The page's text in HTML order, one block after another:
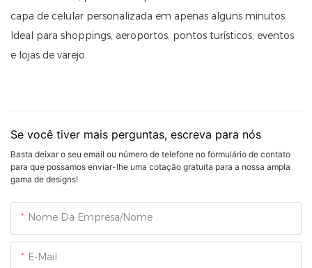
capa de celular personalizada em apenas alguns minutos.
Ideal para shoppings, aeroportos, pontos turísticos, eventos
e lojas de varejo.
Se você tiver mais perguntas, escreva para nós
Basta deixar o seu email ou número de telefone no formulário de contato
para que possamos enviar-lhe uma cotação gratuita para a nossa ampla
gama de designs!
Nome Da Empresa/Nome
E-Mail